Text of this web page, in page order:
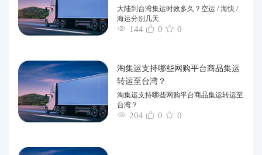
大陆到台湾集运时效多久？空运 / 海快 /
海运分别几天
144 0 0
淘集运支持哪些网购平台商品集运
转运至台湾？
淘集运支持哪些网购平台商品集运转运至
台湾？
204 0 0